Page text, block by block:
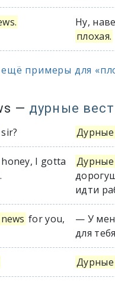
Ну,
плохая.
примеры для
— дурные
sir? Дурные
honey, I gotta
Дурные
идти
for you,
— У
для
Дурные